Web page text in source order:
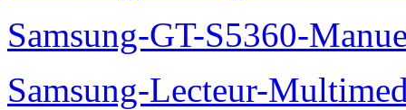
Samsung-GT-S5360-
Samsung-Lecteur-